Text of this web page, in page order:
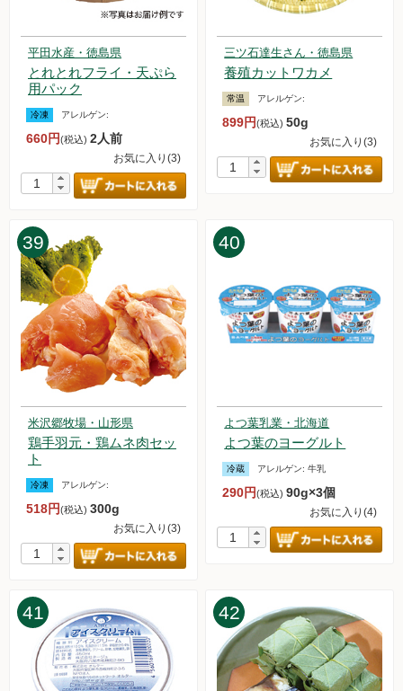
平田水産・徳島県
とれとれフライ・天ぷら
用パック
冷凍 アレルゲン:
660円(税込) 2人前
お気に入り(3)
三ツ石達生さん・徳島県
養殖カットワカメ
常温 アレルゲン:
899円(税込)50g
お気に入り(3)
39
米沢郷牧場・山形県
鶏手羽元・鶏ムネ肉セッ
ト
冷凍 アレルゲン:
518円(税込) 300g
お気に入り(3)
40
よつ葉乳業・北海道
よつ葉のヨーグルト
冷蔵 アレルゲン:牛乳
290円(税込)90g×3個
お気に入り(4)
41 42